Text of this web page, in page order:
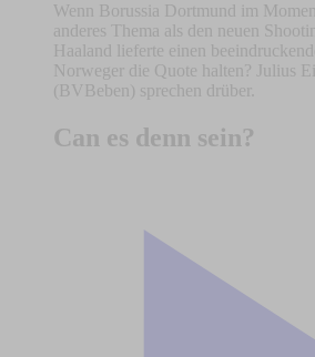
Wenn Borussia Dortmund im
anderes Thema als den neuen
Haaland lieferte einen
Norweger die Quote halten? Julius
(BVBeben) sprechen drüber.
Can es denn sein?